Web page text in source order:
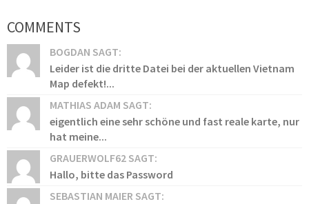
COMMENTS
BOGDAN SAGT:
Leider ist die dritte Datei bei der aktuellen Vietnam
Map defekt!...
MATHIAS ADAM SAGT:
eigentlich eine sehr schöne und fast reale karte, nur
hat meine...
GRAUERWOLF62 SAGT:
Hallo, bitte das Password
SEBASTIAN MAIER SAGT: